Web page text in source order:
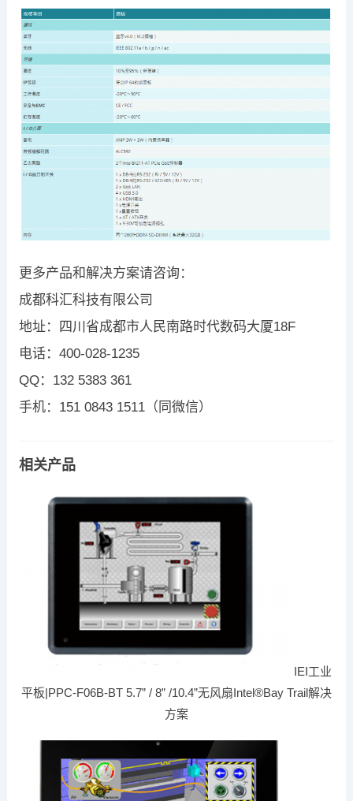
更多产品和解决方案请咨询：
成都科汇科技有限公司
地址：四川省成都市人民南路时代数码大厦18F
电话：400-028-1235
QQ：132 5383 361
手机：151 0843 1511（同微信）
相关产品
IEI工业
平板|PPC-F06B-BT 5.7” / 8” /10.4”无风扇Intel®Bay Trail解决
方案